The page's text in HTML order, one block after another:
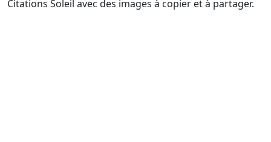
Citations Soleil avec des images à copier et à partager.